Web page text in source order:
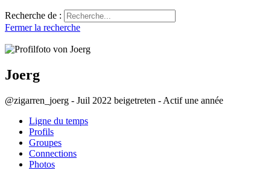
Recherche de :
Fermer la recherche
Joerg
@zigarren_joerg - Juil 2022 beigetreten - Actif une année
Ligne du temps
Profils
Groupes
Connections
Photos